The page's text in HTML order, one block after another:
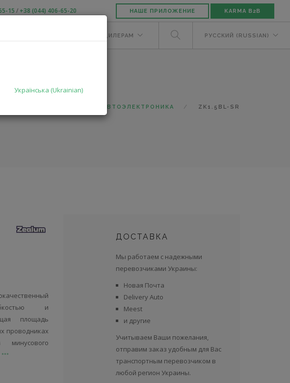
Українська (Ukrainian)
15 / +38 (044) 406-65-20 НАШЕ ПРИЛОЖЕНИЕ KARMA B2B
ДИЛЕРАМ РУССКИЙ (RUSSIAN)
АВТОЭЛЕКТРОНИКА ZK1.5BL-SR
и
площадь
проводниках
ДОСТАВКА
Мы работаем с надежными
перевозчиками Украины:
Новая Почта
Delivery Auto
Meest
и другие
Учитываем Ваши пожелания,
отправим заказ удобным для Вас
транспортным перевозчиком в
любой регион Украины.